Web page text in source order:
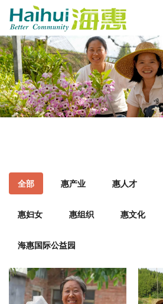
全部 惠产业 惠人才
惠妇女 惠组织 惠文化
海惠国际公益园